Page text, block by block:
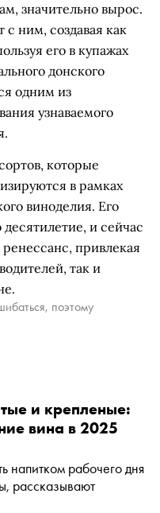
значительно вырос.
ним, создавая как
его в купажах
донского
одним из
узнаваемого
которые
в рамках
виноделия. Его
и сейчас
привлекая
так и
поэтому
и крепленые:
вина в 2025
напитком рабочего дня
рассказывают